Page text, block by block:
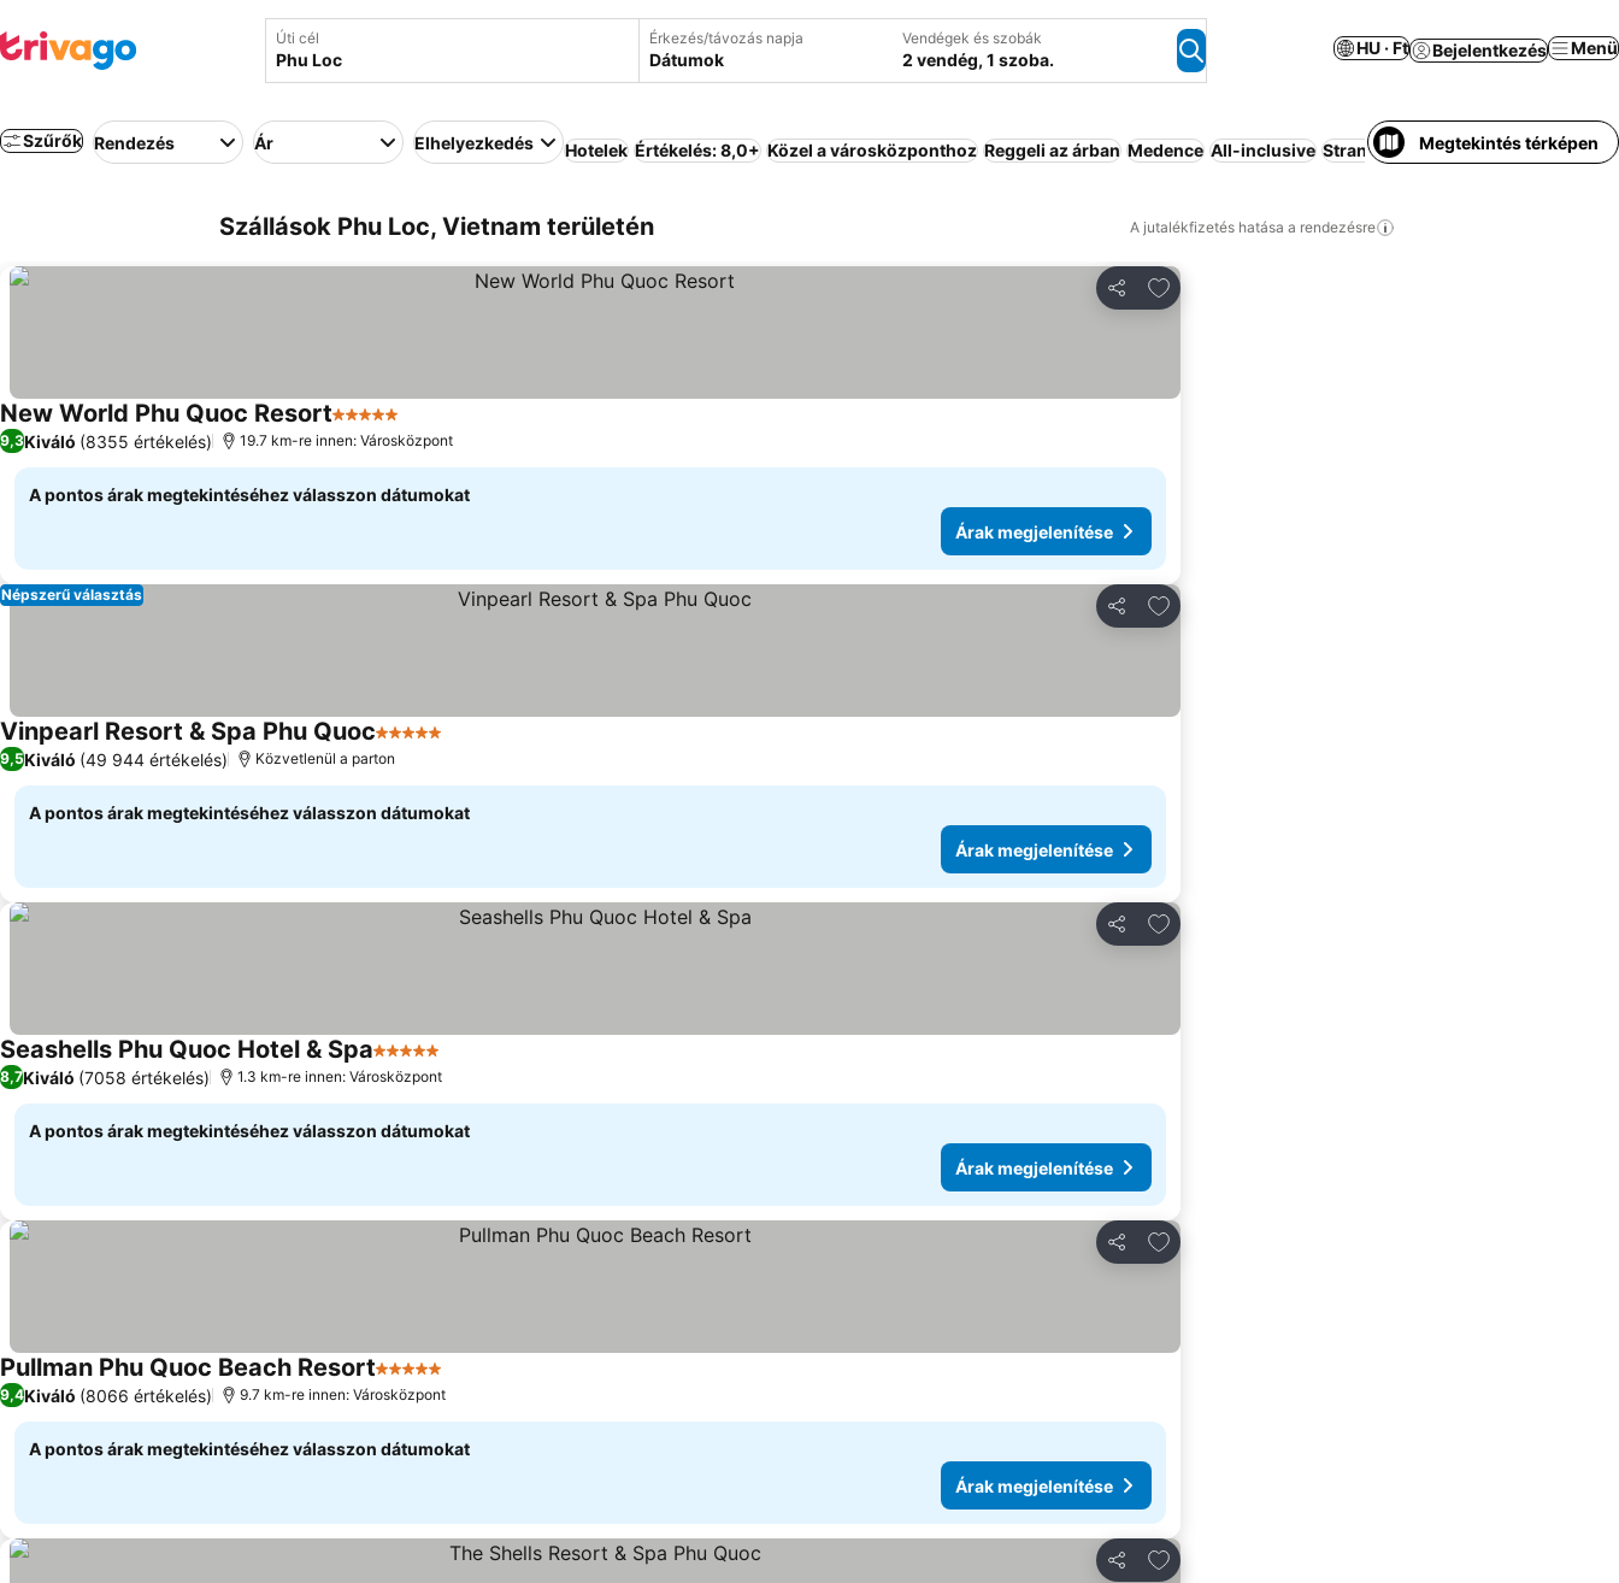
Úti cél Érkezés/távozás napja
Dátumok
Vendégek és szobák
2 vendég, 1 szoba.
HU · Ft Bejelentkezés Menü
Szűrők Rendezés Ár Elhelyezkedés Hotelek Értékelés: 8,0+ Közel a városközponthoz Reggeli az árban Medence All-inclusive Strand Légkondicionáló Wifi
Megtekintés térképen
Szállások Phu Loc, Vietnam területén A jutalékfizetés hatása a rendezésre
Megosztás
Hozzáadás a kedvencekhez
New World Phu Quoc Resort5 Kategória
9,3Kiváló (8355 értékelés) 19.7 km-re innen: Városközpont
A pontos árak megtekintéséhez válasszon dátumokat
Árak megjelenítése
Megosztás
Hozzáadás a kedvencekhez
Népszerű választás
Vinpearl Resort & Spa Phu Quoc5 Kategória
9,5Kiváló (49 944 értékelés) Közvetlenül a parton
A pontos árak megtekintéséhez válasszon dátumokat
Árak megjelenítése
Megosztás
Hozzáadás a kedvencekhez
Seashells Phu Quoc Hotel & Spa5 Kategória
8,7Kiváló (7058 értékelés) 1.3 km-re innen: Városközpont
A pontos árak megtekintéséhez válasszon dátumokat
Árak megjelenítése
Megosztás
Hozzáadás a kedvencekhez
Pullman Phu Quoc Beach Resort5 Kategória
9,4Kiváló (8066 értékelés) 9.7 km-re innen: Városközpont
A pontos árak megtekintéséhez válasszon dátumokat
Árak megjelenítése
Megosztás
Hozzáadás a kedvencekhez